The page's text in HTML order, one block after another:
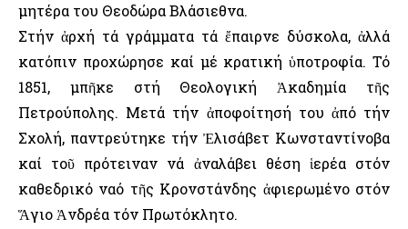
μητέρα του Θεοδώρα Βλάσιεθνα.
Στήν ἀρχή τά γράμματα τά ἔπαιρνε δύσκολα, ἀλλά
κατόπιν προχώρησε καί μέ κρατική ὑποτροφία. Τό
1851, μπῆκε στή Θεολογική Ἀκαδημία τῆς
Πετρούπολης. Μετά τήν ἀποφοίτησή του ἀπό τήν
Σχολή, παντρεύτηκε τήν Ἐλισάβετ Κωνσταντίνοβα
καί τοῦ πρότειναν νά ἀναλάβει θέση ἱερέα στόν
καθεδρικό ναό τῆς Κρονστάνδης ἀφιερωμένο στόν
Ἅγιο Ἀνδρέα τόν Πρωτόκλητο.